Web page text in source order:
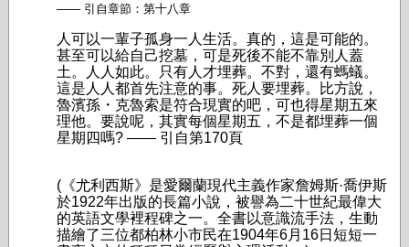
—— 引自章節：第十八章
人可以一輩子孤身一人生活。真的，這是可能的。
甚至可以給自己挖墓，可是死後不能不靠別人蓋
土。人人如此。只有人才埋葬。不對，還有螞蟻。
這是人人都首先注意的事。死人要埋葬。比方說，
魯濱孫・克魯索是符合現實的吧，可也得星期五來
理他。要說呢，其實每個星期五，不是都埋葬一個
星期四嗎? —— 引自第170頁
(《尤利西斯》是愛爾蘭現代主義作家詹姆斯·喬伊斯
於1922年出版的長篇小說，被譽為二十世紀最偉大
的英語文學裡程碑之一。全書以意識流手法，生動
描繪了三位都柏林小市民在1904年6月16日短短一